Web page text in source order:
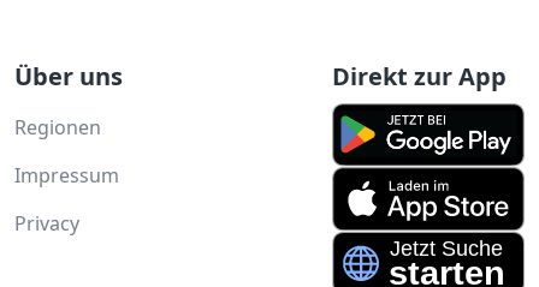
Über uns
Regionen
Impressum
Privacy
Direkt zur App